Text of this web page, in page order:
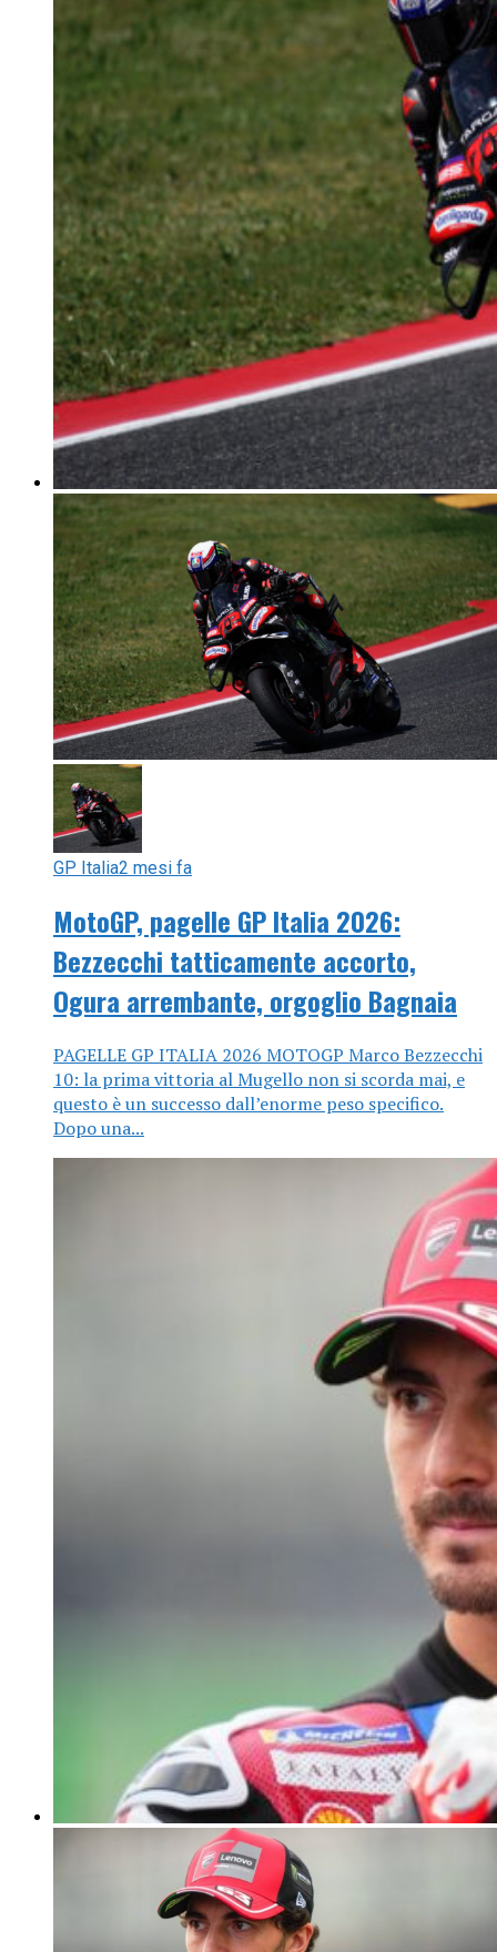
GP Italia2 mesi fa
MotoGP, pagelle GP Italia 2026:
Bezzecchi tatticamente accorto,
Ogura arrembante, orgoglio Bagnaia
PAGELLE GP ITALIA 2026 MOTOGP Marco Bezzecchi
10: la prima vittoria al Mugello non si scorda mai, e
questo è un successo dall’enorme peso specifico.
Dopo una...